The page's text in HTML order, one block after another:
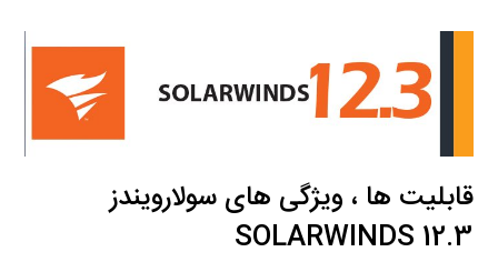
قابلیت ها ، ویژگی های سولارویندز
SOLARWINDS 12.3